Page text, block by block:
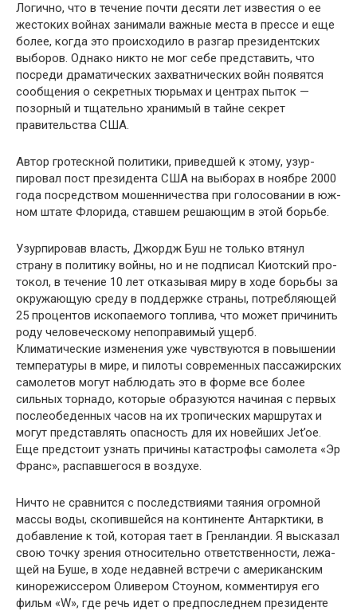
Логично, что в течение почти десяти лет известия о ее
жестоких войнах занимали важные места в прессе и еще
более, когда это происходило в разгар президентских
вы­боров. Однако никто не мог себе представить, что
посреди драматических захватнических войн появятся
сообщения о секретных тюрьмах и центрах пыток —
позорный и тща­тельно хранимый в тайне секрет
правительства США.
Автор гротескной политики, приведшей к этому, узур­
пировал пост президента США на выборах в ноябре 2000
года посредством мошенничества при голосовании в юж­
ном штате Флорида, ставшем решающим в этой борьбе.
Узурпировав власть, Джордж Буш не только втянул
страну в политику войны, но и не подписал Киотский про­
токол, в течение 10 лет отказывая миру в ходе борьбы за
окружающую среду в поддержке страны, потребляющей
25 процентов ископаемого топлива, что может причинить
роду человеческому непоправимый ущерб.
Климатические изме­нения уже чувствуются в повышении
температуры в мире, и пилоты современных пассажирских
самолетов могут на­блюдать это в форме все более
сильных торнадо, которые образуются начиная с первых
послеобеденных часов на их тропических маршрутах и
могут представлять опасность для их новейших Jet’oe.
Еще предстоит узнать причины ка­тастрофы самолета «Эр
Франс», распавшегося в воздухе.
Ничто не сравнится с последствиями таяния огром­ной
массы воды, скопившейся на континенте Антарктики, в
добавление к той, которая тает в Гренландии. Я высказал
свою точку зрения относительно ответственности, лежа­
щей на Буше, в ходе недавней встречи с американским
ки­норежиссером Оливером Стоуном, комментируя его
фильм «W», где речь идет о предпоследнем президенте